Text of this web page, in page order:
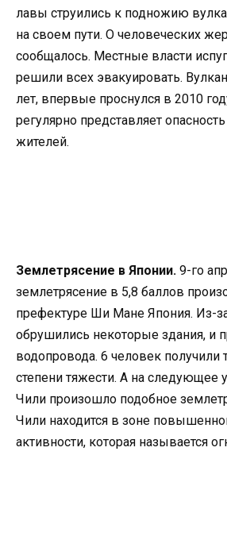
лавы струились к подножию
на своем пути. О человеческих
сообщалось. Местные власти
решили всех эвакуировать.
лет, впервые проснулся в 2010
регулярно представляет
жителей.
Землетрясение в Японии. 9-го
землетрясение в 5,8 баллов
префектуре Ши Мане Япония. Из-
обрушились некоторые здания, и
водопровода. 6 человек получили
степени тяжести. А на следующее
Чили произошло подобное
Чили находится в зоне
активности, которая называется